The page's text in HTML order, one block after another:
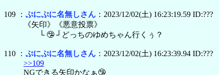
109 ： ぷにぷに名無しさん ：2023/12/02(土) 16:23:19.59 ID:???
《矢印》《悪意投票》
└ 🤥 ┘どっちのゆめちゃん行くぅ？
110 ： ぷにぷに名無しさん ：2023/12/02(土) 16:23:39.94 ID:???
>>109
NGできる矢印かなぁ🤥